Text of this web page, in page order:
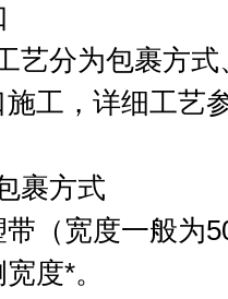
艺分为包裹方
工，详细工艺
裹方式
（宽度一般为
度*。